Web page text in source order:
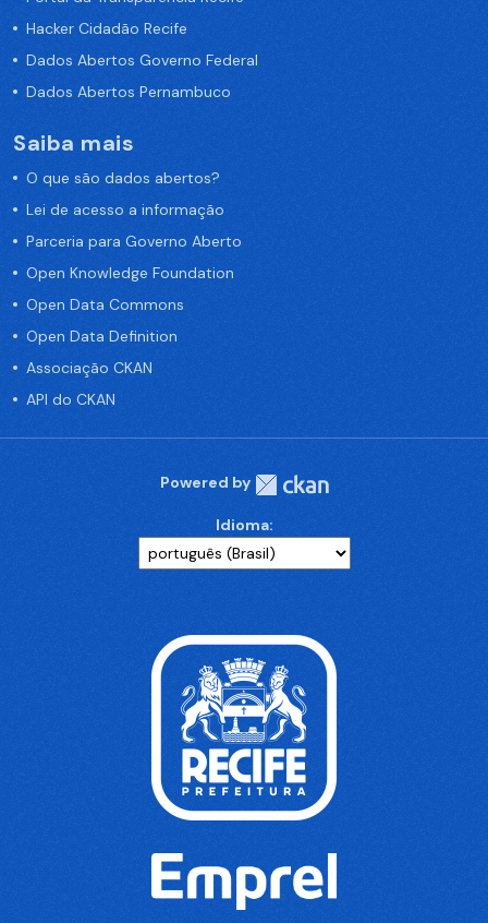
Hacker Cidadão Recife
Dados Abertos Governo Federal
Dados Abertos Pernambuco
Saiba mais
O que são dados abertos?
Lei de acesso a informação
Parceria para Governo Aberto
Open Knowledge Foundation
Open Data Commons
Open Data Definition
Associação CKAN
API do CKAN
Powered by
Idioma